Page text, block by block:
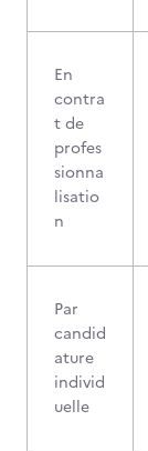
En
contra
t de
profes
sionna
lisatio
n
Par
candid
ature
individ
uelle